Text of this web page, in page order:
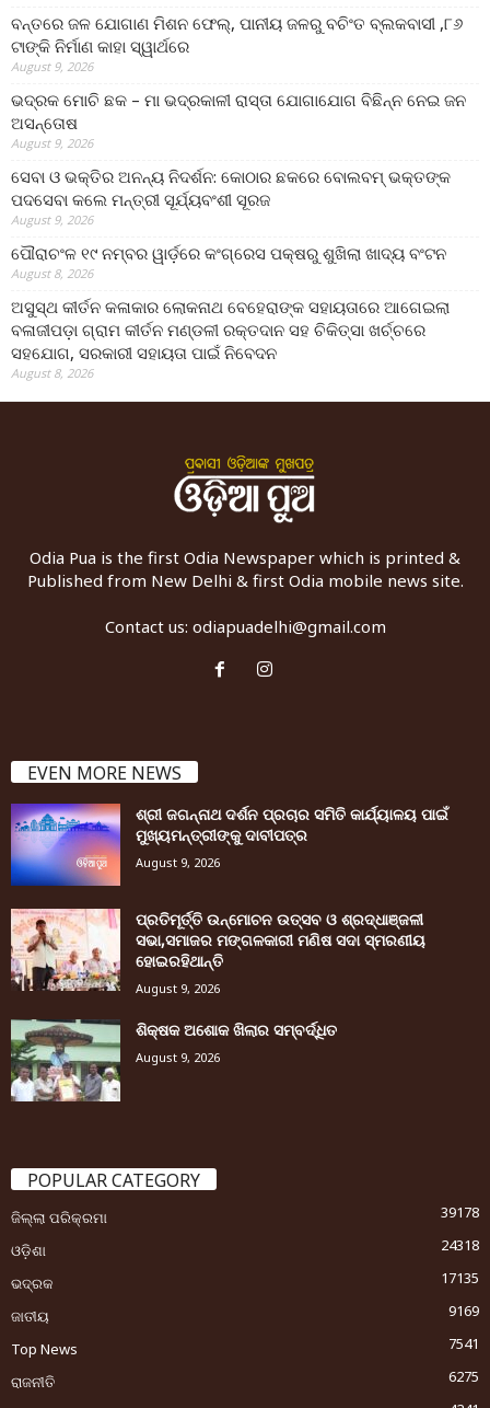
ବନ୍ତରେ ଜଳ ଯୋଗାଣ ମିଶନ ଫେଲ୍‌, ପାନୀୟ ଜଳରୁ ବଚିଂତ ବ୍ଲକବାସୀ ,୮୬
ଟାଙ୍କି ନିର୍ମାଣ କାହା ସ୍ୱାର୍ଥରେ
August 9, 2026
ଭଦ୍ରକ ମୋଚି ଛକ – ମା ଭଦ୍ରକାଳୀ ରାସ୍ତା ଯୋଗାଯୋଗ ବିଛିନ୍ନ ନେଇ ଜନ
ଅସନ୍ତୋଷ
August 9, 2026
ସେବା ଓ ଭକ୍ତିର ଅନନ୍ୟ ନିଦର୍ଶନ: କୋଠାର ଛକରେ ବୋଲବମ୍ ଭକ୍ତଙ୍କ
ପଦସେବା କଲେ ମନ୍ତ୍ରୀ ସୂର୍ଯ୍ୟବଂଶୀ ସୂରଜ
August 9, 2026
ପୌରାଚଂଳ ୧୯ ନମ୍ବର ୱାର୍ଡ଼ରେ କଂଗ୍ରେସ ପକ୍ଷରୁ ଶୁଖିଲା ଖାଦ୍ୟ ବଂଟନ
August 8, 2026
ଅସୁସ୍ଥ କୀର୍ତନ କଳାକାର ଲୋକନାଥ ବେହେରାଙ୍କ ସହାୟତାରେ ଆଗେଇଲା
ବଳାଜୀପଡ଼ା ଗ୍ରାମ କୀର୍ତନ ମଣ୍ଡଳୀ ରକ୍ତଦାନ ସହ ଚିକିତ୍ସା ଖର୍ଚ୍ଚରେ
ସହଯୋଗ, ସରକାରୀ ସହାୟତା ପାଇଁ ନିବେଦନ
August 8, 2026
Odia Pua is the first Odia Newspaper which is printed &
Published from New Delhi & first Odia mobile news site.
Contact us: odiapuadelhi@gmail.com
EVEN MORE NEWS
ଶ୍ରୀ ଜଗନ୍ନାଥ ଦର୍ଶନ ପ୍ରଚାର ସମିତି କାର୍ଯ୍ୟାଳୟ ପାଇଁ
ମୁଖ୍ୟମନ୍ତ୍ରୀଙ୍କୁ ଦାବୀପତ୍ର
August 9, 2026
ପ୍ରତିମୂର୍ତ୍ତି ଉନ୍ମୋଚନ ଉତ୍ସବ ଓ ଶ୍ରଦ୍ଧାଞ୍ଜଳୀ
ସଭା,ସମାଜର ମଙ୍ଗଳକାରୀ ମଣିଷ ସଦା ସ୍ମରଣୀୟ
ହୋଇରହିଥାନ୍ତି
August 9, 2026
ଶିକ୍ଷକ ଅଶୋକ ଖିଲାର ସମ୍ବର୍ଦ୍ଧିତ
August 9, 2026
POPULAR CATEGORY
ଜିଲ୍ଲା ପରିକ୍ରମା
39178
ଓଡ଼ିଶା
24318
ଭଦ୍ରକ
17135
ଜାତୀୟ
9169
Top News
7541
ରାଜନୀତି
6275